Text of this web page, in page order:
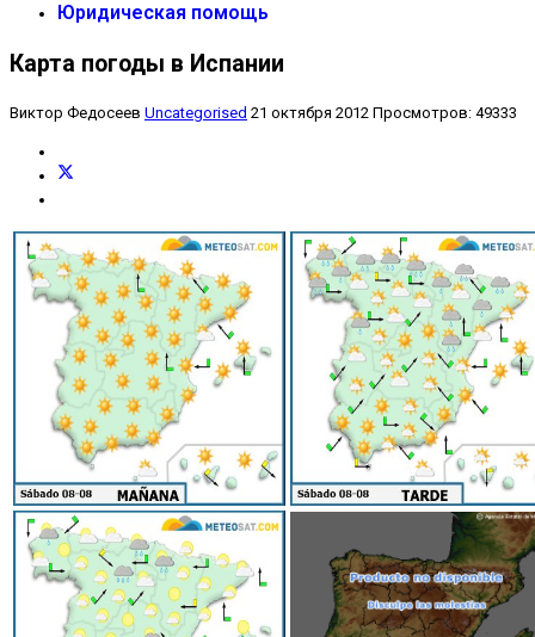
Юридическая помощь
Карта погоды в Испании
Виктор Федосеев Uncategorised 21 октября 2012 Просмотров: 49333